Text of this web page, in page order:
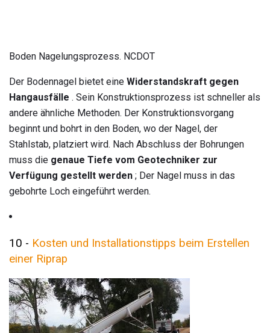
Boden Nagelungsprozess. NCDOT
Der Bodennagel bietet eine Widerstandskraft gegen
Hangausfälle . Sein Konstruktionsprozess ist schneller als
andere ähnliche Methoden. Der Konstruktionsvorgang
beginnt und bohrt in den Boden, wo der Nagel, der
Stahlstab, platziert wird. Nach Abschluss der Bohrungen
muss die genaue Tiefe vom Geotechniker zur
Verfügung gestellt werden ; Der Nagel muss in das
gebohrte Loch eingeführt werden.
10 - Kosten und Installationstipps beim Erstellen
einer Riprap